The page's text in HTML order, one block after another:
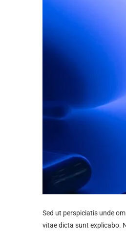
Sed ut perspiciatis unde
vitae dicta sunt explicabo.